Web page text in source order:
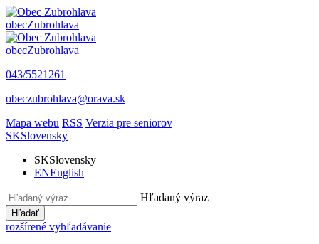
obecZubrohlava
obecZubrohlava
043/5521261
obeczubrohlava@orava.sk
Mapa webu RSS Verzia pre seniorov
SKSlovensky
SKSlovensky
ENEnglish
Hľadaný výraz
Hľadať
rozšírené vyhľadávanie